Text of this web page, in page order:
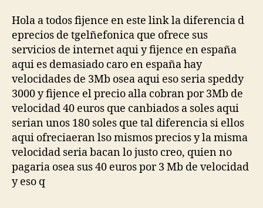
Hola a todos fijence en este link la diferencia d
eprecios de tgelñefonica que ofrece sus
servicios de internet aqui y fijence en españa
aqui es demasiado caro en españa hay
velocidades de 3Mb osea aqui eso seria speddy
3000 y fijence el precio alla cobran por 3Mb de
velocidad 40 euros que canbiados a soles aqui
serian unos 180 soles que tal diferencia si ellos
aqui ofreciaeran lso mismos precios y la misma
velocidad seria bacan lo justo creo, quien no
pagaria osea sus 40 euros por 3 Mb de velocidad
y eso q